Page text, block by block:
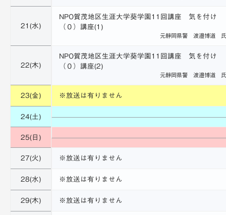
21(水)
NPO賀茂地区生涯大学葵学園11回講座 気を付け
（０）講座(1)
元静岡県警 渡邉博道 氏
22(木)
NPO賀茂地区生涯大学葵学園11回講座 気を付け
（０）講座(2)
元静岡県警 渡邉博道 氏
23(金) ※放送は有りません
24(土)
25(日)
27(火) ※放送は有りません
28(水) ※放送は有りません
29(木) ※放送は有りません